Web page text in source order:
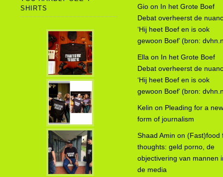
SHIRTS
Gio on In het Grote Boef
Debat overheerst de
‘Hij heet Boef en is ook
gewoon Boef’ (bron:
Ella on In het Grote Boef
Debat overheerst de
‘Hij heet Boef en is ook
gewoon Boef’ (bron:
Kelin on Pleading for a new
form of journalism
Shaad Amin on (Fast)food
thoughts: geld porno, de
objectivering van mannen
de media